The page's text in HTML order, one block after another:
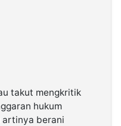
takut mengkritik
hukum
artinya berani